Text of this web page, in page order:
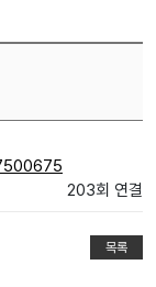
203회 연결
목록